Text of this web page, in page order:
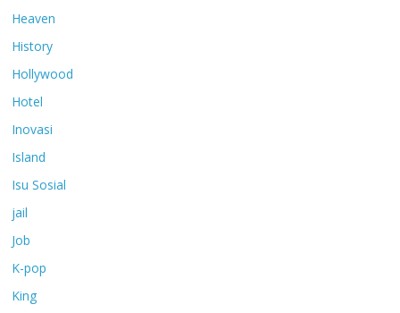
Heaven
History
Hollywood
Hotel
Inovasi
Island
Isu Sosial
jail
Job
K-pop
King